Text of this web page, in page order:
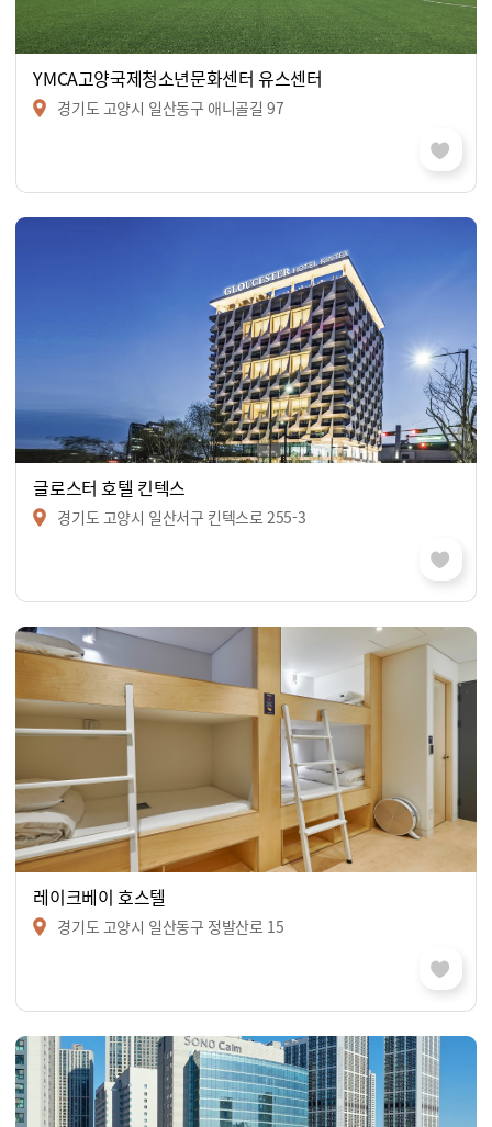
YMCA고양국제청소년문화센터 유스센터
경기도 고양시 일산동구 애니골길 97
글로스터 호텔 킨텍스
경기도 고양시 일산서구 킨텍스로 255-3
레이크베이 호스텔
경기도 고양시 일산동구 정발산로 15